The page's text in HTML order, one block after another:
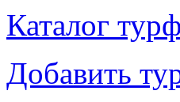
Каталог
Добавить